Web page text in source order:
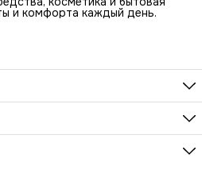
и комфорта каждый день.